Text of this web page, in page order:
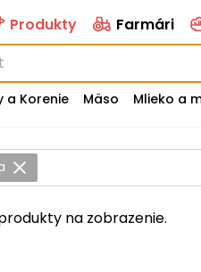
Produkty Farmári
a Korenie Mäso Mlieko a
na zobrazenie.